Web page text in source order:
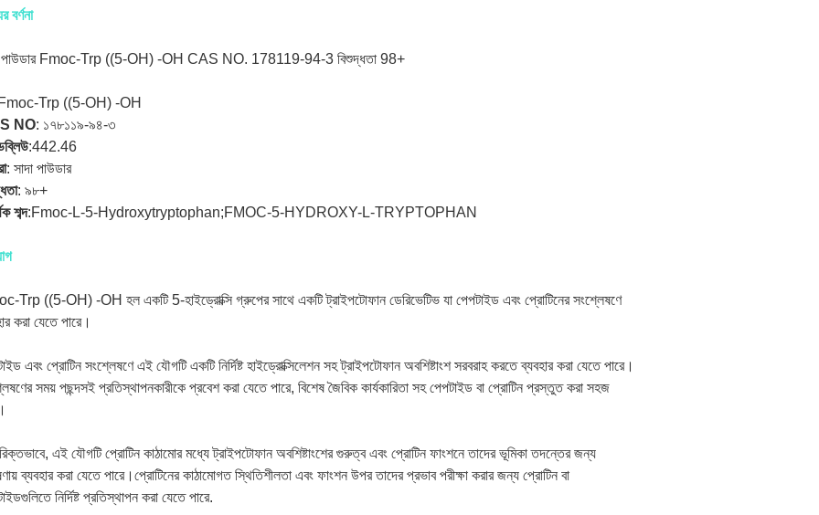
বর্ণনা
পাউডার Fmoc-Trp ((5-OH) -OH CAS NO. 178119-94-3 বিশুদ্ধতা 98+
Fmoc-Trp ((5-OH) -OH
NO: ১৭৮১১৯-৯৪-৩
:442.46
: সাদা পাউডার
: ৯৮+
শব্দ:Fmoc-L-5-Hydroxytryptophan;FMOC-5-HYDROXY-L-TRYPTOPHAN
Trp ((5-OH) -OH হল একটি 5-হাইড্রোক্সি গ্রুপের সাথে একটি ট্রাইপটোফান ডেরিভেটিভ যা পেপটাইড এবং প্রোটিনের সংশ্লেষণে
করা যেতে পারে।
এবং প্রোটিন সংশ্লেষণে এই যৌগটি একটি নির্দিষ্ট হাইড্রোক্সিলেশন সহ ট্রাইপটোফান অবশিষ্টাংশ সরবরাহ করতে ব্যবহার করা যেতে পারে।
সময় পছন্দসই প্রতিস্থাপনকারীকে প্রবেশ করা যেতে পারে, বিশেষ জৈবিক কার্যকারিতা সহ পেপটাইড বা প্রোটিন প্রস্তুত করা সহজ
এই যৌগটি প্রোটিন কাঠামোর মধ্যে ট্রাইপটোফান অবশিষ্টাংশের গুরুত্ব এবং প্রোটিন ফাংশনে তাদের ভূমিকা তদন্তের জন্য
ব্যবহার করা যেতে পারে।প্রোটিনের কাঠামোগত স্থিতিশীলতা এবং ফাংশন উপর তাদের প্রভাব পরীক্ষা করার জন্য প্রোটিন বা
নির্দিষ্ট প্রতিস্থাপন করা যেতে পারে.